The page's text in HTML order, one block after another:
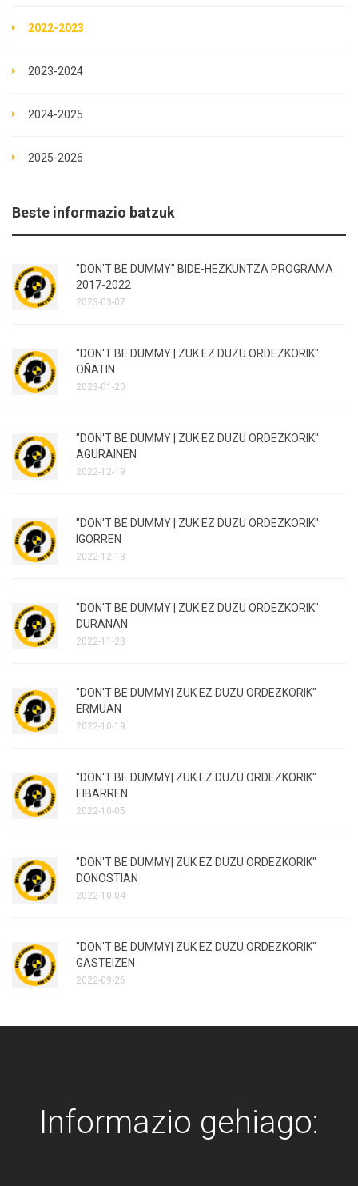
2022-2023
2023-2024
2024-2025
2025-2026
Beste informazio batzuk
"DON'T BE DUMMY" BIDE-HEZKUNTZA PROGRAMA
2017-2022
2023-03-07
"DON'T BE DUMMY | ZUK EZ DUZU ORDEZKORIK"
OÑATIN
2023-01-20
"DON'T BE DUMMY | ZUK EZ DUZU ORDEZKORIK"
AGURAINEN
2022-12-19
"DON'T BE DUMMY | ZUK EZ DUZU ORDEZKORIK"
IGORREN
2022-12-13
"DON'T BE DUMMY | ZUK EZ DUZU ORDEZKORIK"
DURANAN
2022-11-28
"DON'T BE DUMMY| ZUK EZ DUZU ORDEZKORIK"
ERMUAN
2022-10-19
"DON'T BE DUMMY| ZUK EZ DUZU ORDEZKORIK"
EIBARREN
2022-10-05
"DON'T BE DUMMY| ZUK EZ DUZU ORDEZKORIK"
DONOSTIAN
2022-10-04
"DON'T BE DUMMY| ZUK EZ DUZU ORDEZKORIK"
GASTEIZEN
2022-09-26
Informazio gehiago: